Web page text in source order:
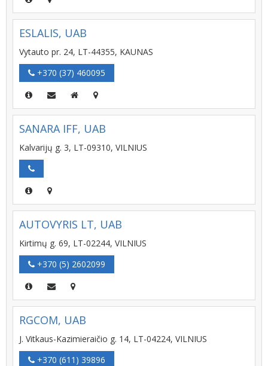
ESLALIS, UAB
Vytauto pr. 24, LT-44355, KAUNAS
+370 (37) 460095
SANARA IFF, UAB
Kalvarijų g. 3, LT-09310, VILNIUS
AUTOVYRIS LT, UAB
Kirtimų g. 69, LT-02244, VILNIUS
+370 (5) 2602099
RGCOM, UAB
J. Vitkaus-Kazimieraičio g. 14, LT-04224, VILNIUS
+370 (611) 39896